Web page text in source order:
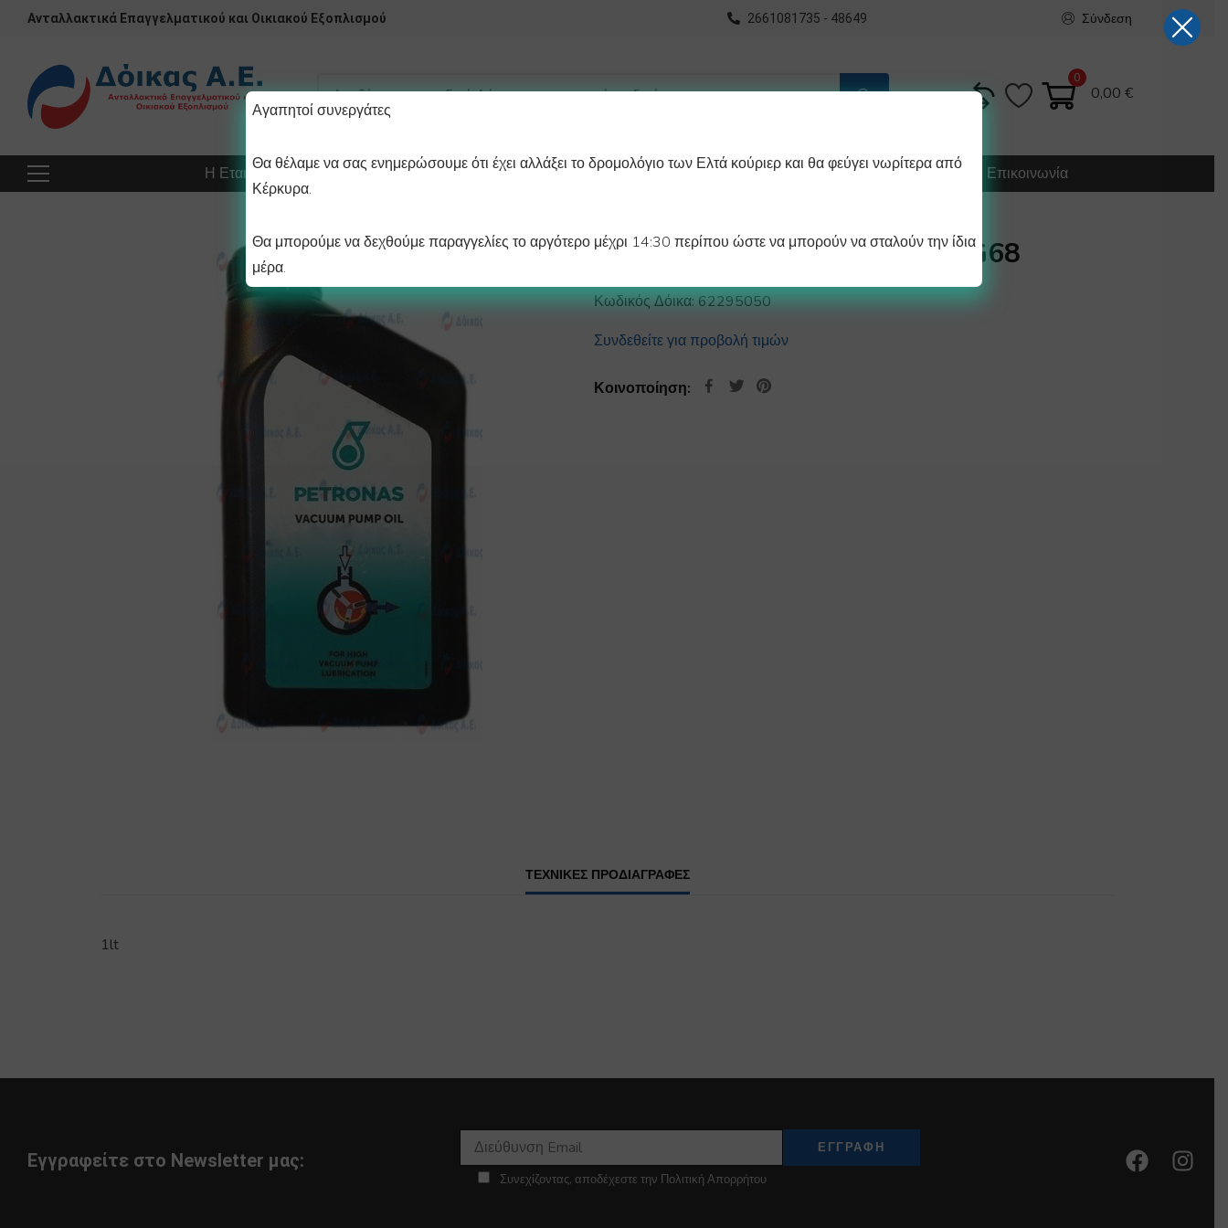
Ανταλλακτικά Επαγγελματικού και Οικιακού Εξοπλισμού 2661081735 - 48649 Σύνδεση
0
0,00€
Η Εταιρεία Προϊόντα Προχωρημένη Αναζήτηση Διαγράμματα Λάστιχα Ψυγείου Κατασκευή Οδηγίες Επικοινωνία
ΛΑΔΙ ΑΝΤΛΙΑΣ ΚΕΝΟΥ 1LT VG68
Κωδικός Δόικα:62295050
Συνδεθείτε για προβολή τιμών
Κοινοποίηση:
ΤΕΧΝΙΚΕΣ ΠΡΟΔΙΑΓΡΑΦΕΣ
1lt
Εγγραφείτε στο Newsletter μας:
Συνεχίζοντας, αποδέχεστε την Πολιτική Απορρήτου
Αγαπητοί συνεργάτες
Θα θέλαμε να σας ενημερώσουμε ότι έχει αλλάξει το δρομολόγιο των Ελτά κούριερ και θα φεύγει νωρίτερα από
Κέρκυρα.
Θα μπορούμε να δεχθούμε παραγγελίες το αργότερο μέχρι 14:30 περίπου ώστε να μπορούν να σταλούν την ίδια
μέρα.